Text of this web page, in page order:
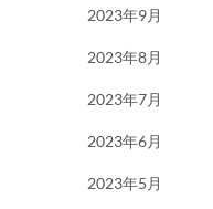
2023年9月
2023年8月
2023年7月
2023年6月
2023年5月